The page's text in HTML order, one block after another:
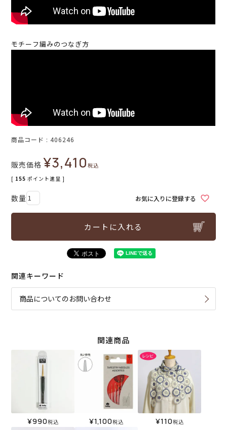
モチーフ編みのつなぎ方
商品コード 406246
販売価格 ¥3,410税込
[ 155 ポイント進呈 ]
お気に入りに登録する
カートに入れる
関連キーワード
商品についてのお問い合わせ
関連商品
¥990税込 ¥1,100税込 ¥110税込